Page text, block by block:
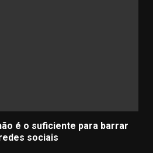
é o suficiente para barrar
sociais